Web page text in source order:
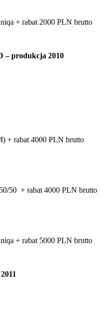
+ rabat 2000 PLN brutto
– produkcja 2010
+ rabat 4000 PLN brutto
50 + rabat 4000 PLN brutto
+ rabat 5000 PLN brutto